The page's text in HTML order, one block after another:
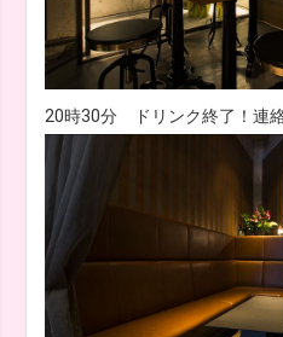
20時30分 ドリンク終了！連